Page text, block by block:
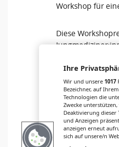
Workshop für
Diese
An sechs
Zeit für Fragen
Links &
Information
Ihre
Wir und unsere 1017
Bezeichner, auf
Technologien die
Zwecke
Deaktivierung
und Anzeigen
anzeigen erneut
sich auf unsere/n